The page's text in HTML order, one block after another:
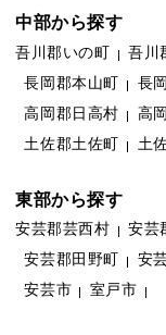
中部から探す
吾川郡いの町 吾川
長岡郡本山町
長
高岡郡日高村
高
土佐郡土佐町
土
東部から探す
安芸郡芸西村 安芸
安芸郡田野町
安
安芸市
室戸市